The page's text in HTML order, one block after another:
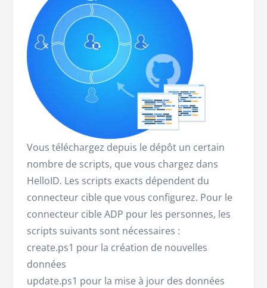
Vous téléchargez depuis le dépôt un certain
nombre de scripts, que vous chargez dans
HelloID. Les scripts exacts dépendent du
connecteur cible que vous configurez. Pour le
connecteur cible ADP pour les personnes, les
scripts suivants sont nécessaires :
create.ps1 pour la création de nouvelles
données
update.ps1 pour la mise à jour des données